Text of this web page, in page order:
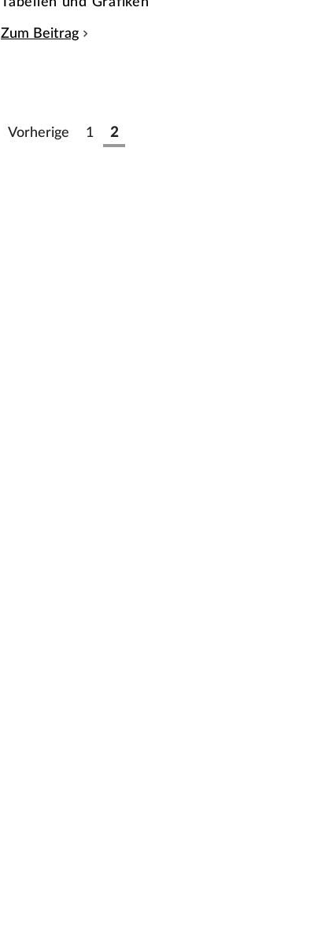
Zum Beitrag
Vorherige 1 2